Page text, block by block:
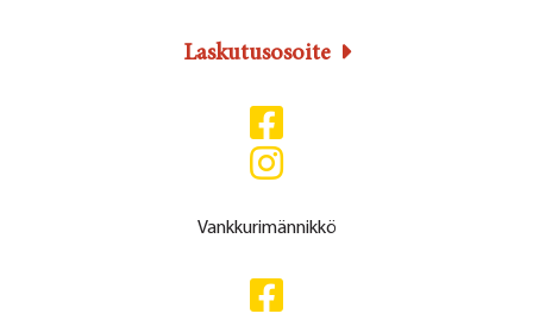
Laskutusosoite
Vankkurimännikkö